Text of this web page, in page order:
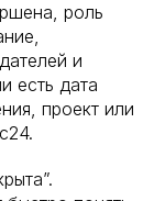
роль
и
есть дата
проект или